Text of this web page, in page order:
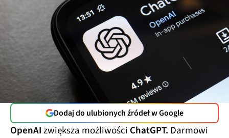
Dodaj do ulubionych źródeł w Google
OpenAIzwiększa możliwości ChatGPT. Darmowi